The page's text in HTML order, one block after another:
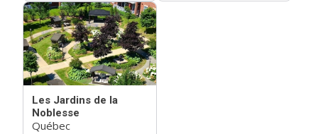
Les Jardins de la
Noblesse
Québec